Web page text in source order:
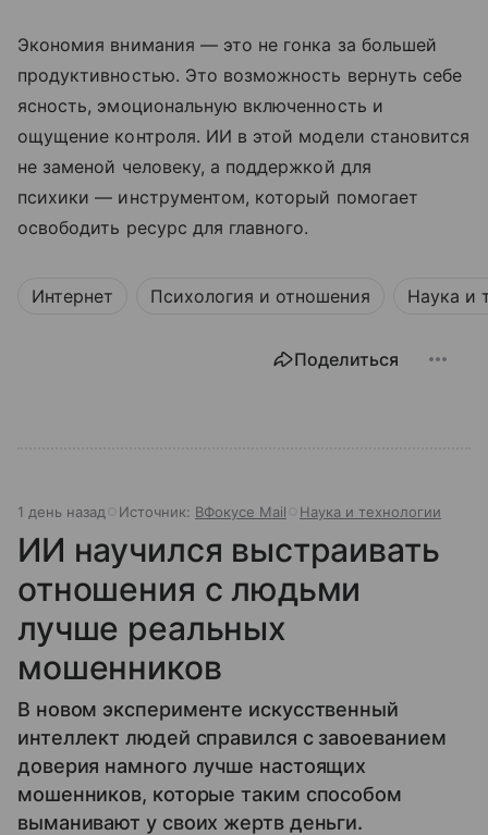
Экономия внимания — это не гонка за большей
продуктивностью. Это возможность вернуть себе
ясность, эмоциональную включенность и
ощущение контроля. ИИ в этой модели становится
не заменой человеку, а поддержкой для
психики — инструментом, который помогает
освободить ресурс для главного.
Интернет Психология и отношения Наука и
Поделиться
1 день назад Источник: ВФокусе Mail Наука и технологии
ИИ научился выстраивать
отношения с людьми
лучше реальных
мошенников
В новом эксперименте искусственный
интеллект людей справился с завоеванием
доверия намного лучше настоящих
мошенников, которые таким способом
выманивают у своих жертв деньги.